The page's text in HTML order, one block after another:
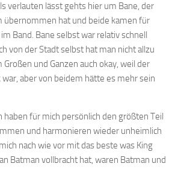
verlauten lässt gehts hier um Bane, der
übernommen hat und beide kamen für
Band. Bane selbst war relativ schnell
von der Stadt selbst hat man nicht allzu
und Ganzen auch okay, weil der
aber von beidem hätte es mehr sein
haben für mich persönlich den größten Teil
und harmonieren wieder unheimlich
nach wie vor mit das beste was King
Batman vollbracht hat, waren Batman und